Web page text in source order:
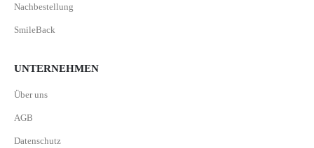
Nachbestellung
SmileBack
UNTERNEHMEN
Über uns
AGB
Datenschutz